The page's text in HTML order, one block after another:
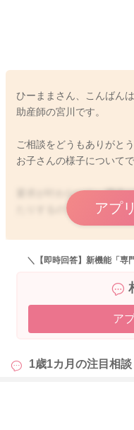
ひーままさん、こんばんは
助産師の宮川です。
ご相談をどうもありがと
お子さんの様子についてで
要求が叶わないと、機嫌
たりするのですね。
意思がだんだんとはっき
イヤ期になってきている
しかしいつもお付き合い
書かれているように、泣
お子さんに判断を任せる
が取れるようにされる必要
どう泣き叫んだりしても
アプ
＼【即時回答】新機能「専
ア
1歳1カ月の注目相談